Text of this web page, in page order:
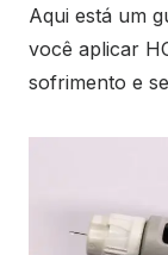
Aqui está um
você aplicar
sofrimento e